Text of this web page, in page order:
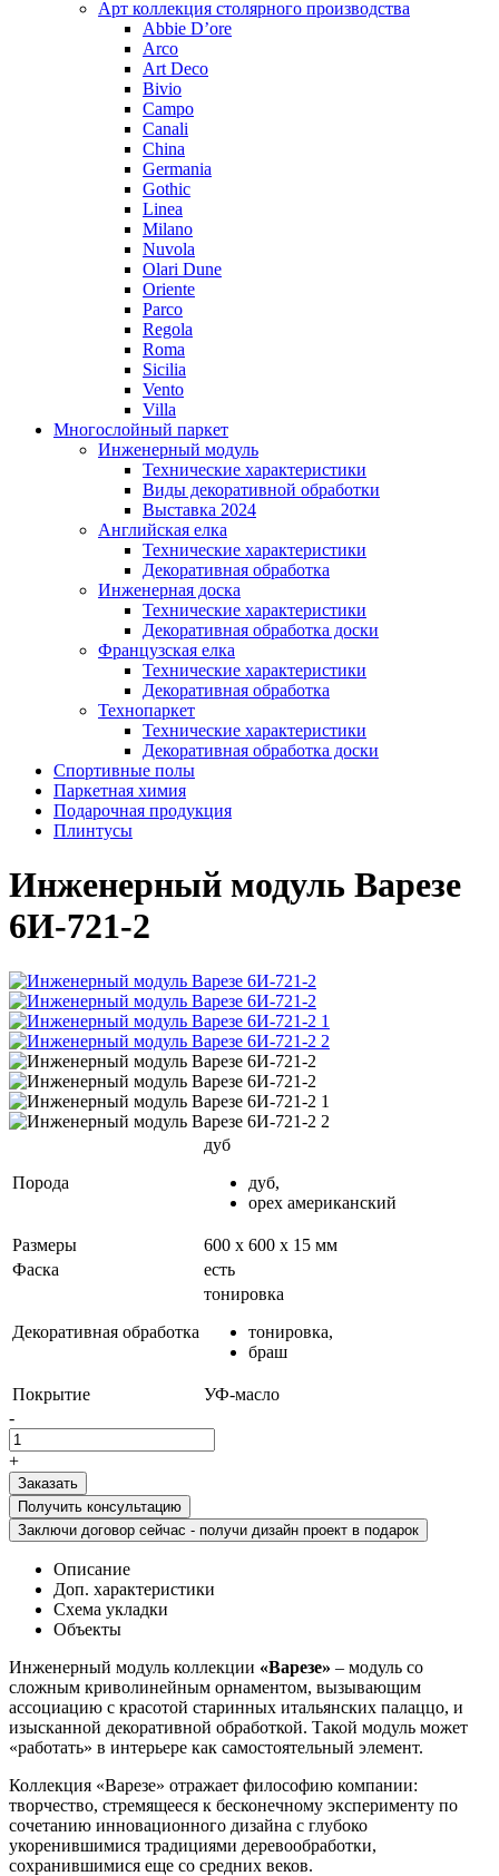
Арт коллекция столярного производства
Abbie D’ore
Arco
Art Deco
Bivio
Campo
Canali
China
Germania
Gothic
Linea
Milano
Nuvola
Olari Dune
Oriente
Parco
Regola
Roma
Sicilia
Vento
Villa
Многослойный паркет
Инженерный модуль
Технические характеристики
Виды декоративной обработки
Выставка 2024
Английская елка
Технические характеристики
Декоративная обработка
Инженерная доска
Технические характеристики
Декоративная обработка доски
Французская елка
Технические характеристики
Декоративная обработка
Технопаркет
Технические характеристики
Декоративная обработка доски
Спортивные полы
Паркетная химия
Подарочная продукция
Плинтусы
Инженерный модуль Варезе
6И-721-2
Порода
дуб
дуб,
орех американский
Размеры
600 х 600 х 15 мм
Фаска
есть
Декоративная обработка
тонировка
тонировка,
браш
Покрытие
УФ-масло
-
+
Получить консультацию
Заключи договор сейчас - получи дизайн проект в подарок
Описание
Доп. характеристики
Схема укладки
Объекты
Инженерный модуль коллекции «Варезе» – модуль со
сложным криволинейным орнаментом, вызывающим
ассоциацию с красотой старинных итальянских палаццо, и
изысканной декоративной обработкой. Такой модуль может
«работать» в интерьере как самостоятельный элемент.
Коллекция «Варезе» отражает философию компании:
творчество, стремящееся к бесконечному эксперименту по
сочетанию инновационного дизайна с глубоко
укоренившимися традициями деревообработки,
сохранившимися еще со средних веков.